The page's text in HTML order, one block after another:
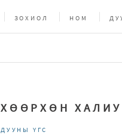
ЗОХИОЛ НОМ
ХӨӨРХӨН
ДУУНЫ ҮГС